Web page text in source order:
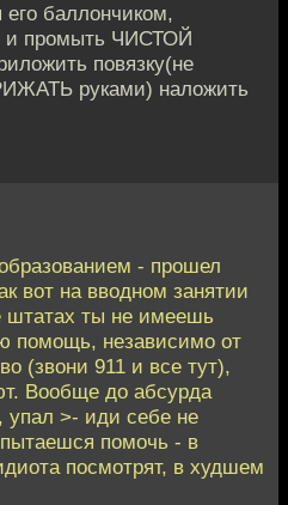
его баллончиком,
и промыть ЧИСТОЙ
повязку(не
руками) наложить
- прошел
вот на вводном занятии
штатах ты не имеешь
помощь, независимо от
(звони 911 и все тут),
Вообще до абсурда
упал >- иди себе не
помочь - в
посмотрят, в худшем